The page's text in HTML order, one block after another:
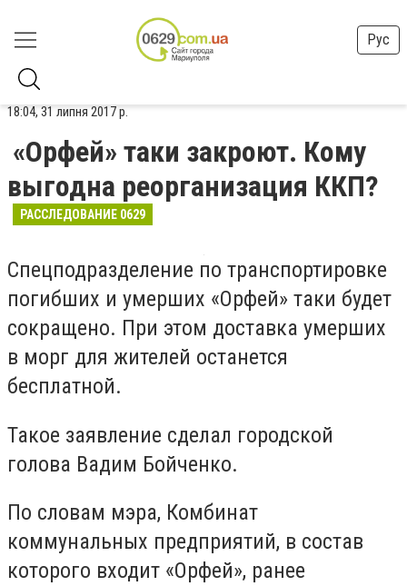
Рус
18:04, 31 липня 2017 р.
«Орфей» таки закроют. Кому
выгодна реорганизация ККП?
РАССЛЕДОВАНИЕ 0629
Спецподразделение по транспортировке
погибших и умерших «Орфей» таки будет
сокращено. При этом доставка умерших
в морг для жителей останется
бесплатной.
Такое заявление сделал городской
голова Вадим Бойченко.
По словам мэра, Комбинат
коммунальных предприятий, в состав
которого входит «Орфей», ранее